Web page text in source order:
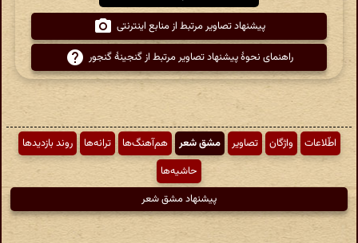
پیشنهاد تصاویر مرتبط از منابع اینترنتی
راهنمای نحوهٔ پیشنهاد تصاویر مرتبط از گنجینهٔ گنجور
اطّلاعات واژگان تصاویر مشق شعر هم‌آهنگ‌ها ترانه‌ها
روند بازدیدها
حاشیه‌ها
پیشنهاد مشق شعر